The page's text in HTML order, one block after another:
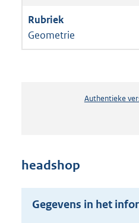
Geometrie
Authentieke
headshop
Gegevens in het